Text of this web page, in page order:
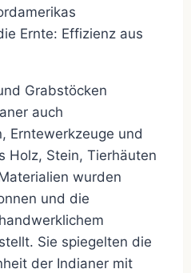
Ernte: Effizienz aus
Grabstöcken
auch
Erntewerkzeuge und
Holz, Stein, Tierhäuten
wurden
und die
Sie spiegelten die
der Indianer mit